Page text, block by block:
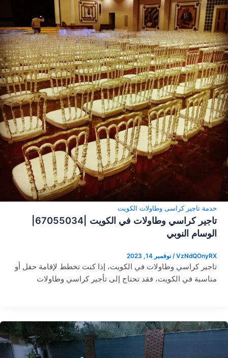
خدمة تاجير كراسى وطاولات الكويت
الوسام النوبي
VzNdQOnyRX
/ نوفمبر 14, 2023
تاجير كراسي وطاولات في الكويت، إذا كنت تخطط لإقامة حفل أو
مناسبة في الكويت، فقد تحتاج إلى تأجير كراسي وطاولات